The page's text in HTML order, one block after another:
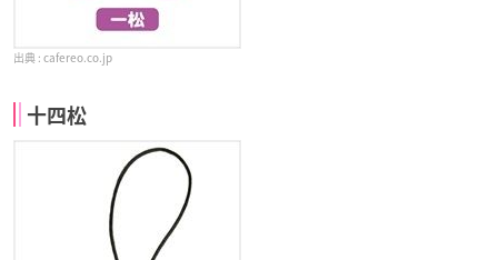
cafereo.co.jp
十四松